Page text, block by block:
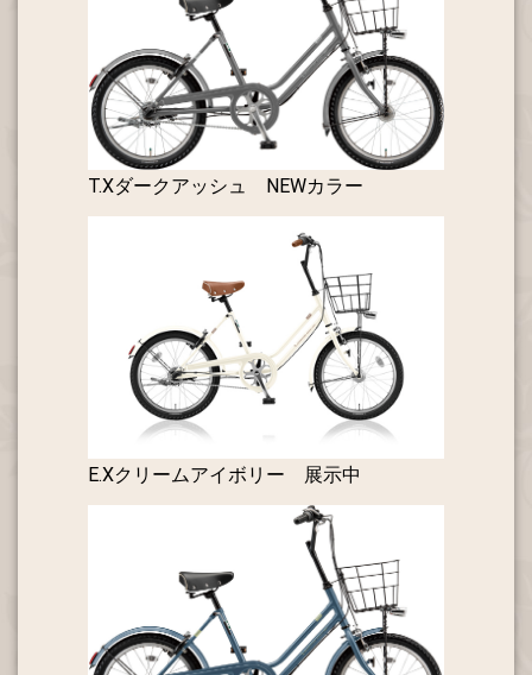
T.Xダークアッシュ NEWカラー
E.Xクリームアイボリー 展示中